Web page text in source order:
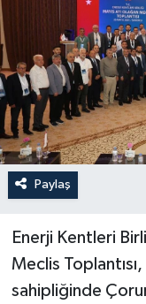
Paylaş
Enerji Kentleri
Meclis
sahipliğinde
OTOPARK
TEKNOLOJİ